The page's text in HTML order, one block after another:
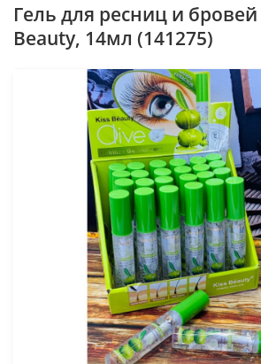
Гель для ресниц и бровей
Beauty, 14мл (141275)